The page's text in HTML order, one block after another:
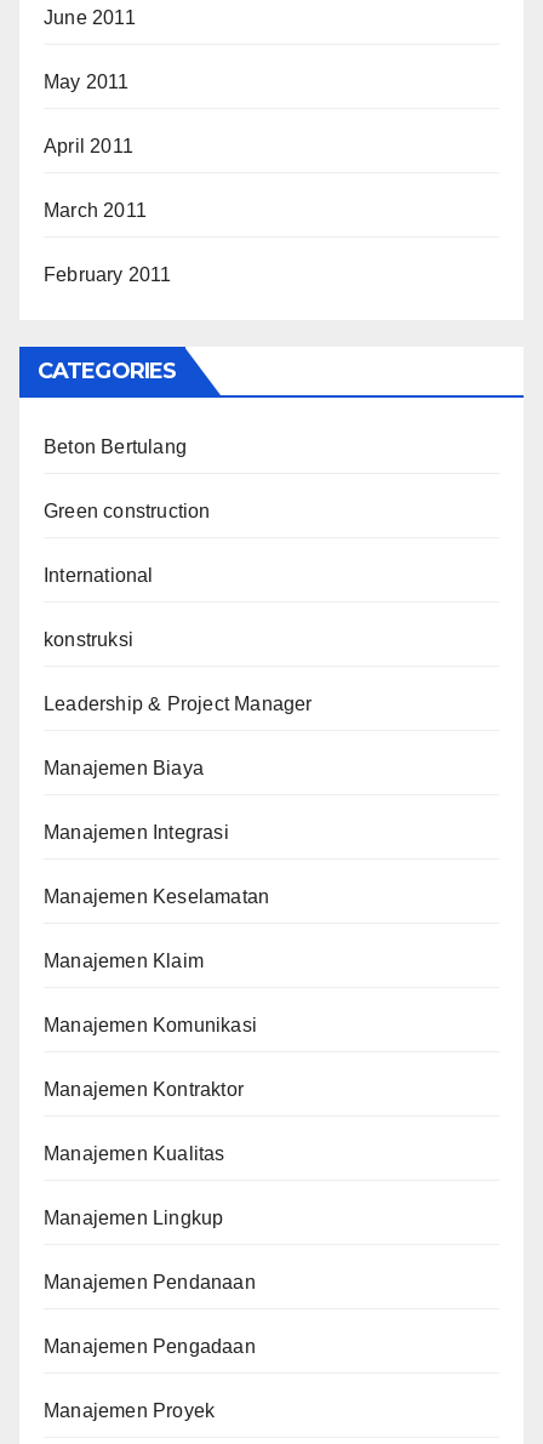
June 2011
May 2011
April 2011
March 2011
February 2011
CATEGORIES
Beton Bertulang
Green construction
International
konstruksi
Leadership & Project Manager
Manajemen Biaya
Manajemen Integrasi
Manajemen Keselamatan
Manajemen Klaim
Manajemen Komunikasi
Manajemen Kontraktor
Manajemen Kualitas
Manajemen Lingkup
Manajemen Pendanaan
Manajemen Pengadaan
Manajemen Proyek